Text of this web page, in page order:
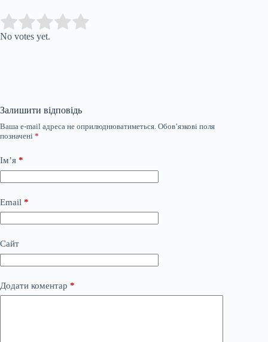
Rate this item:
No votes yet.
Залишити відповідь
Ваша e-mail адреса не оприлюднюватиметься. Обов’язкові поля
позначені *
Ім’я *
Email *
Сайт
Додати коментар *